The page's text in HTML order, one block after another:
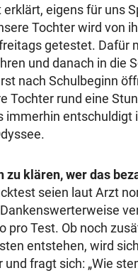
eigens für uns
Tochter wird von
getestet. Dafür
und danach in die
nach Schulbeginn
Tochter rund eine
immerhin entschuldigt
zu klären, wer das
seien laut Arzt
pro Test. Ob noch
entstehen, wird
und fragt sich: „Wie